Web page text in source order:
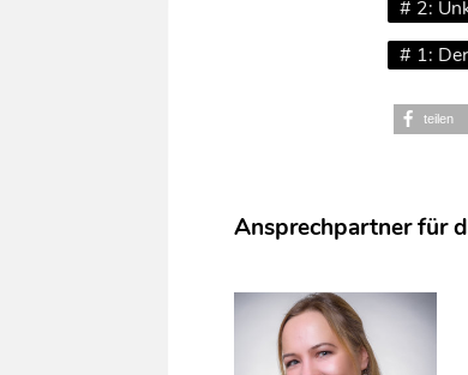
# 2:
# 1:
teilen
Ansprechpartner für